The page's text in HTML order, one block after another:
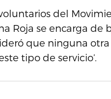
del
Roja se encarga de
que ninguna
tipo de servicio’.